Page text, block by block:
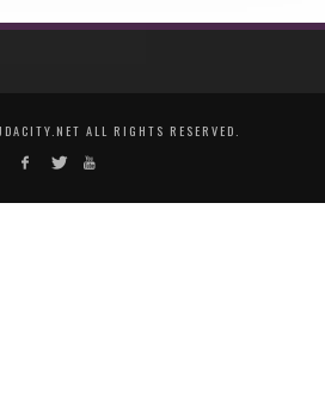
ALL RIGHTS RESERVED.